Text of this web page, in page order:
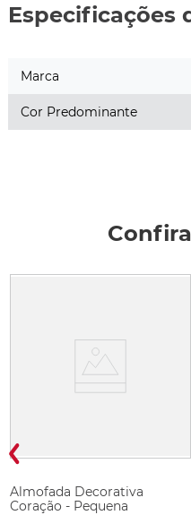
Especificações
Marca
Cor Predominante
Almofada Decorativa
Coração - Pequena